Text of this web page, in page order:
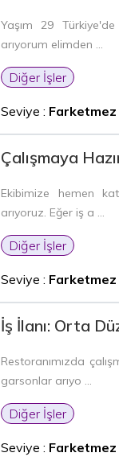
Yaşım 29
arıyorum elimden ...
Diğer İşler
Seviye : Farketmez
Çalışmaya
Ekibimize hemen
arıyoruz. Eğer iş a ...
Diğer İşler
Seviye : Farketmez
İş İlanı: Orta
Restoranımızda
garsonlar arıyo ...
Diğer İşler
Seviye : Farketmez